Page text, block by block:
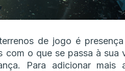
de jogo é
com o que se passa à sua
Para adicionar mais